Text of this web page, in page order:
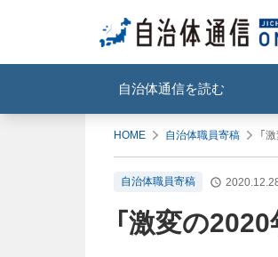
自治体通信を読む
HOME 自治体職員寄稿 「
自治体職員寄稿
「激変の